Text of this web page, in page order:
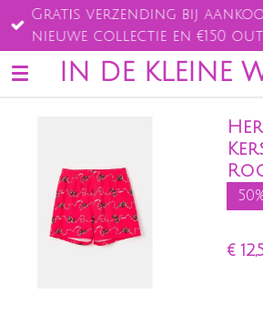
Ga
direct
naar
de
IN DE KLEINE
Gratis verzending bij
nieuwe collectie en €150
€